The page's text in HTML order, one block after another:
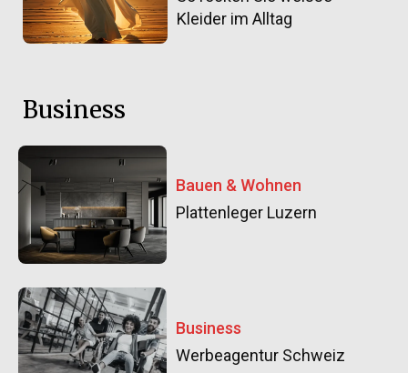
Kleider im Alltag
Business
Bauen & Wohnen
Plattenleger Luzern
Business
Werbeagentur Schweiz